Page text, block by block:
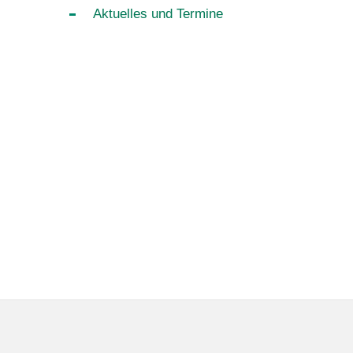
Aktuelles und Termine